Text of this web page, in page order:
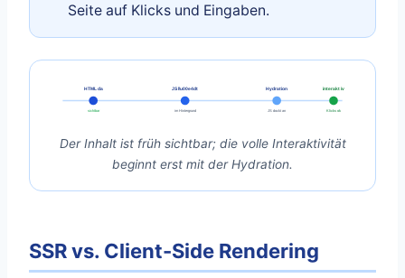
Seite auf Klicks und Eingaben.
HTML da
sichtbar
JS l\u00e4dt
im Hintergrund
Hydration
JS dockt an
interaktiv
Klicks ok
Der Inhalt ist früh sichtbar; die volle Interaktivität
beginnt erst mit der Hydration.
SSR vs. Client-Side Rendering